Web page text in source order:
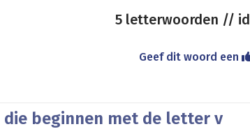
5 letterwoorden // id
Geef dit woord een
beginnen met de letter v